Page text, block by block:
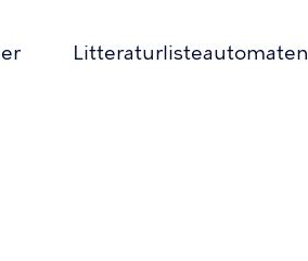
Litteraturlisteautomaten